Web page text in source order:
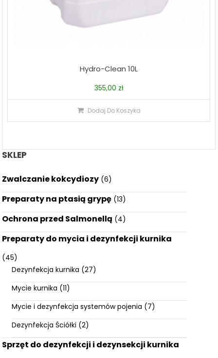
Hydro-Clean 10L
355,00 zł
Dodaj Do Koszyka
SKLEP
Zwalczanie kokcydiozy (6)
Preparaty na ptasią grypę (13)
Ochrona przed Salmonellą (4)
Preparaty do mycia i dezynfekcji kurnika
(45)
Dezynfekcja kurnika (27)
Mycie kurnika (11)
Mycie i dezynfekcja systemów pojenia (7)
Dezynfekcja Ściółki (2)
Sprzęt do dezynfekcji i dezynsekcji kurnika